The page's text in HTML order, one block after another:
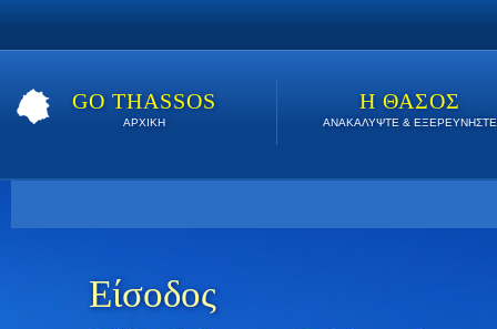
GO THASSOS
ΑΡΧΙΚΗ
Η ΘΑΣΟΣ
ΑΝΑΚΑΛΥΨΤΕ & ΕΞΕΡΕΥΝΗΣΤΕ
Είσοδος